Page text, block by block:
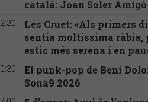
català: Joan Soler Amigó
Les Cruet: «Als primers
sentia moltíssima ràbia,
estic més serena i en
El punk-pop de Beni
Sona9 2026